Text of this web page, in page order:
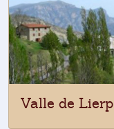
Valle de Lierp